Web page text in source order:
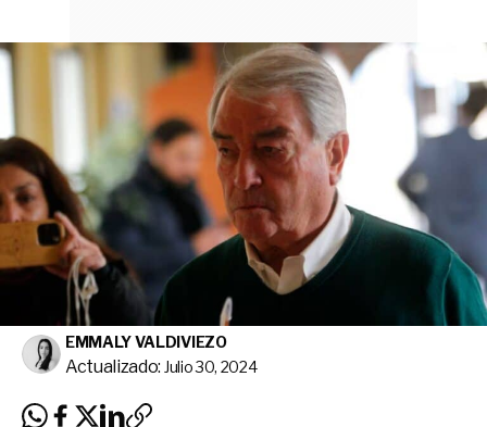
EMMALY VALDIVIEZO
Actualizado: Julio 30, 2024